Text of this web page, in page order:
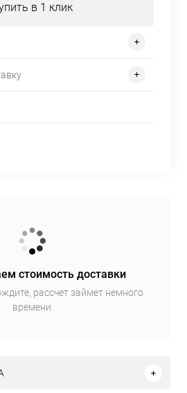
в 1 клик
стоимость доставки
рассчет займет немного
времени